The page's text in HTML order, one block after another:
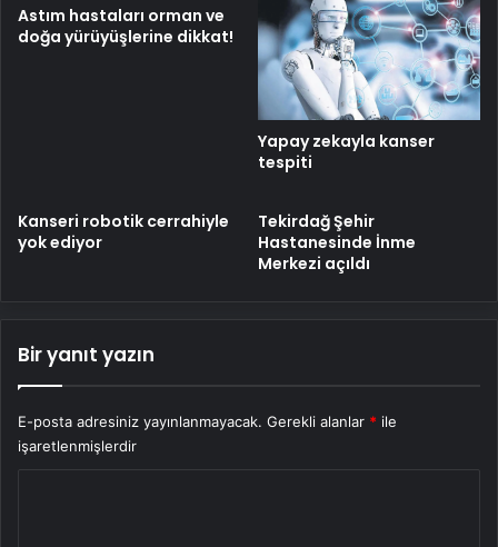
Astım hastaları orman ve
doğa yürüyüşlerine dikkat!
Yapay zekayla kanser
tespiti
Kanseri robotik cerrahiyle
yok ediyor
Tekirdağ Şehir
Hastanesinde İnme
Merkezi açıldı
Bir yanıt yazın
E-posta adresiniz yayınlanmayacak. Gerekli alanlar * ile
işaretlenmişlerdir